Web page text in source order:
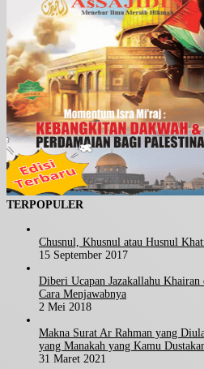
TERPOPULER
Chusnul, Khusnul atau Husnul
15 September 2017
Diberi Ucapan Jazakallahu
Cara Menjawabnya
2 Mei 2018
Makna Surat Ar Rahman yang
yang Manakah yang Kamu
31 Maret 2021